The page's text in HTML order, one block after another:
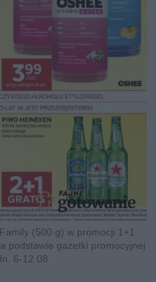
(500 g) w promocji 1+1
podstawie gazetki promocyjnej
6-12.08